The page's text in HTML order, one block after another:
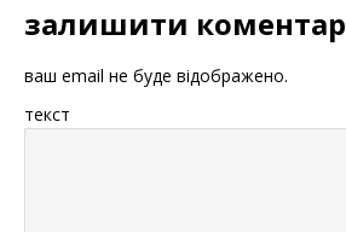
залишити коментар
ваш email не буде відображено.
текст